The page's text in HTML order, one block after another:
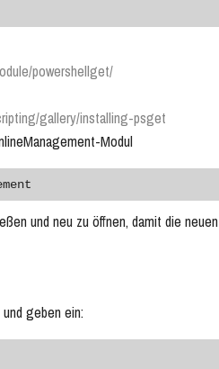
powershellget/
gallery/installing-psget
Modul
und neu zu öffnen, damit die
geben ein: